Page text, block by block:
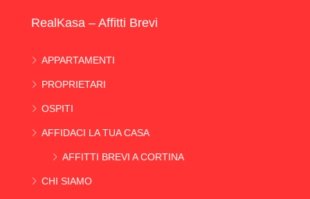
RealKasa – Affitti Brevi
APPARTAMENTI
PROPRIETARI
OSPITI
AFFIDACI LA TUA CASA
AFFITTI BREVI A CORTINA
CHI SIAMO